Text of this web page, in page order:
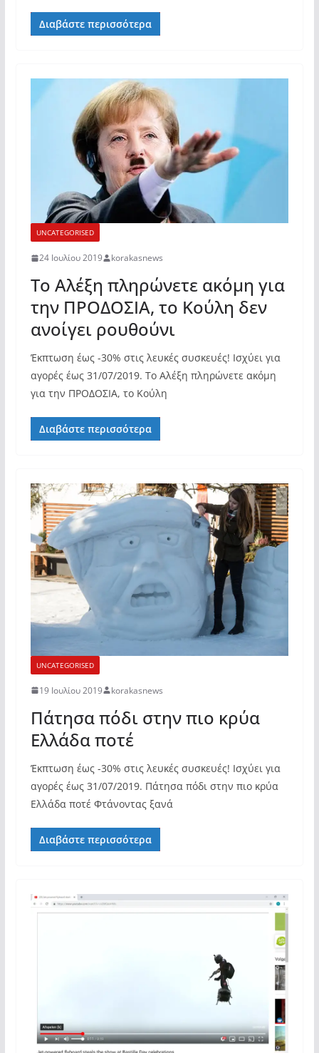
Διαβάστε περισσότερα
UNCATEGORISED
24 Ιουλίου 2019 korakasnews
Το Αλέξη πληρώνετε ακόμη για
την ΠΡΟΔΟΣΙΑ, το Κούλη δεν
ανοίγει ρουθούνι
Έκπτωση έως -30% στις λευκές συσκευές! Ισχύει για
αγορές έως 31/07/2019. Το Αλέξη πληρώνετε ακόμη
για την ΠΡΟΔΟΣΙΑ, το Κούλη
Διαβάστε περισσότερα
UNCATEGORISED
19 Ιουλίου 2019 korakasnews
Πάτησα πόδι στην πιο κρύα
Ελλάδα ποτέ
Έκπτωση έως -30% στις λευκές συσκευές! Ισχύει για
αγορές έως 31/07/2019. Πάτησα πόδι στην πιο κρύα
Ελλάδα ποτέ Φτάνοντας ξανά
Διαβάστε περισσότερα